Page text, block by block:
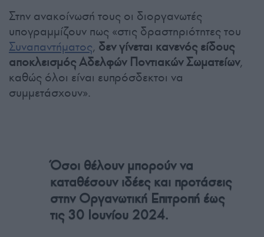
Στην ανακοίνωσή τους οι διοργανωτές
υπογραμμίζουν πως «στις δραστηριότητες του
Συναπαντήματος, δεν γίνεται κανενός είδους
αποκλεισμός Αδελφών Ποντιακών Σωματείων,
καθώς όλοι είναι ευπρόσδεκτοι να
συμμετάσχουν».
Όσοι θέλουν μπορούν να
καταθέσουν ιδέες και προτάσεις
στην Οργανωτική Επιτροπή έως
τις 30 Ιουνίου 2024.